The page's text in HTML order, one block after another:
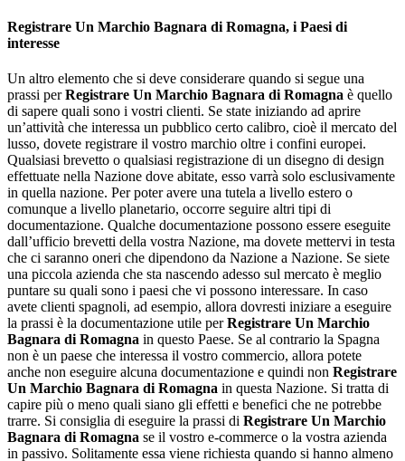
Registrare Un Marchio Bagnara di Romagna, i Paesi di
interesse
Un altro elemento che si deve considerare quando si segue una
prassi perRegistrare Un Marchio Bagnara di Romagna è quello
di sapere quali sono i vostri clienti. Se state iniziando ad aprire
un’attività che interessa un pubblico certo calibro, cioè il mercato del
lusso, dovete registrare il vostro marchio oltre i confini europei.
Qualsiasi brevetto o qualsiasi registrazione di un disegno di design
effettuate nella Nazione dove abitate, esso varrà solo esclusivamente
in quella nazione. Per poter avere una tutela a livello estero o
comunque a livello planetario, occorre seguire altri tipi di
documentazione. Qualche documentazione possono essere eseguite
dall’ufficio brevetti della vostra Nazione, ma dovete mettervi in testa
che ci saranno oneri che dipendono da Nazione a Nazione. Se siete
una piccola azienda che sta nascendo adesso sul mercato è meglio
puntare su quali sono i paesi che vi possono interessare. In caso
avete clienti spagnoli, ad esempio, allora dovresti iniziare a eseguire
la prassi è la documentazione utile perRegistrare Un Marchio
Bagnara di Romagna in questo Paese. Se al contrario la Spagna
non è un paese che interessa il vostro commercio, allora potete
anche non eseguire alcuna documentazione e quindi non Registrare
Un Marchio Bagnara di Romagna in questa Nazione. Si tratta di
capire più o meno quali siano gli effetti e benefici che ne potrebbe
trarre. Si consiglia di eseguire la prassi di Registrare Un Marchio
Bagnara di Romagna se il vostro e-commerce o la vostra azienda
in passivo. Solitamente essa viene richiesta quando si hanno almeno